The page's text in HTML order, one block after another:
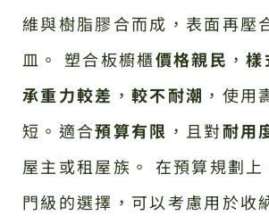
維與樹脂膠合而成，表面再壓
皿。 塑合板櫥櫃價格親民 ，樣
承重力較差 ，較不耐潮 ，使用
短。適合預算有限 ，且對耐用
屋主或租屋族。 在預算規劃上
門級的選擇，可以考慮用於收